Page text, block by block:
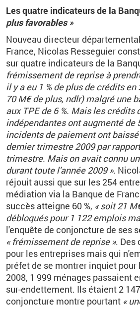
Les quatre indicateurs de la
plus favorables »
Nouveau directeur
France, Nicolas Resseguier
sur quatre indicateurs de la
frémissement de reprise à
il y a eu 1 % de plus de crédits
70 M€ de plus, ndlr) malgré une
aux TPE de 6 %. Mais les crédits
indépendantes ont augmenté de
incidents de paiement ont baissé
dernier trimestre 2009 par
trimestre. Mais on avait connu
durant toute l'année 2009 ».
réjouit aussi que sur les 254
médiation via la Banque de
succès atteigne 60 %, « soit 21
débloqués pour 1 122 emplois
l'enquête de conjoncture de ses
« frémissement de reprise ». Des
pour les entreprises mais qui
préfet de se montrer inquiet pour
2008, 1 999 ménages passaient
sur-endettement. Ils étaient 2
conjoncture montre pourtant «